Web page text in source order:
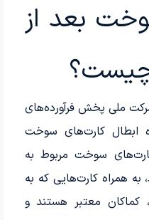
بعد از
ملی پخش فرآورده‌های
ابطال کارت‌های سوخت
سوخت مربوط به
به همراه کارت‌هایی که به
کماکان معتبر هستند و